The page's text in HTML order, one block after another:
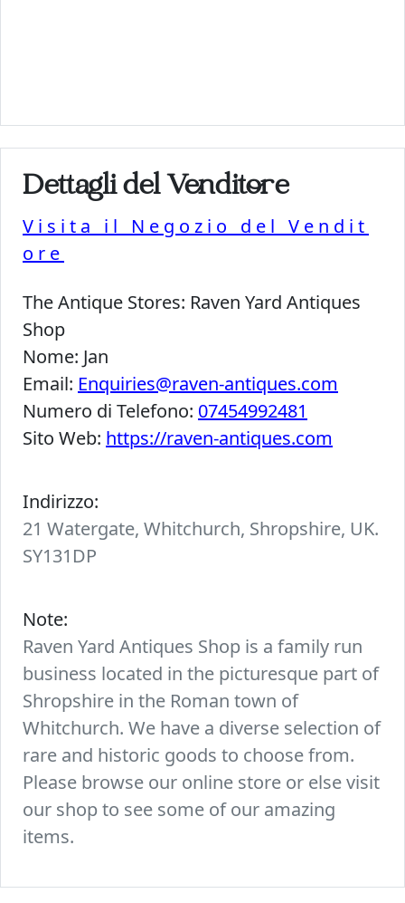
Dettagli del Venditore
Visita il Negozio del Vendit
ore
The Antique Stores: Raven Yard Antiques
Shop
Nome: Jan
Email: Enquiries@raven-antiques.com
Numero di Telefono: 07454992481
Sito Web: https://raven-antiques.com
Indirizzo:
21 Watergate, Whitchurch, Shropshire, UK.
SY131DP
Note:
Raven Yard Antiques Shop is a family run
business located in the picturesque part of
Shropshire in the Roman town of
Whitchurch. We have a diverse selection of
rare and historic goods to choose from.
Please browse our online store or else visit
our shop to see some of our amazing
items.